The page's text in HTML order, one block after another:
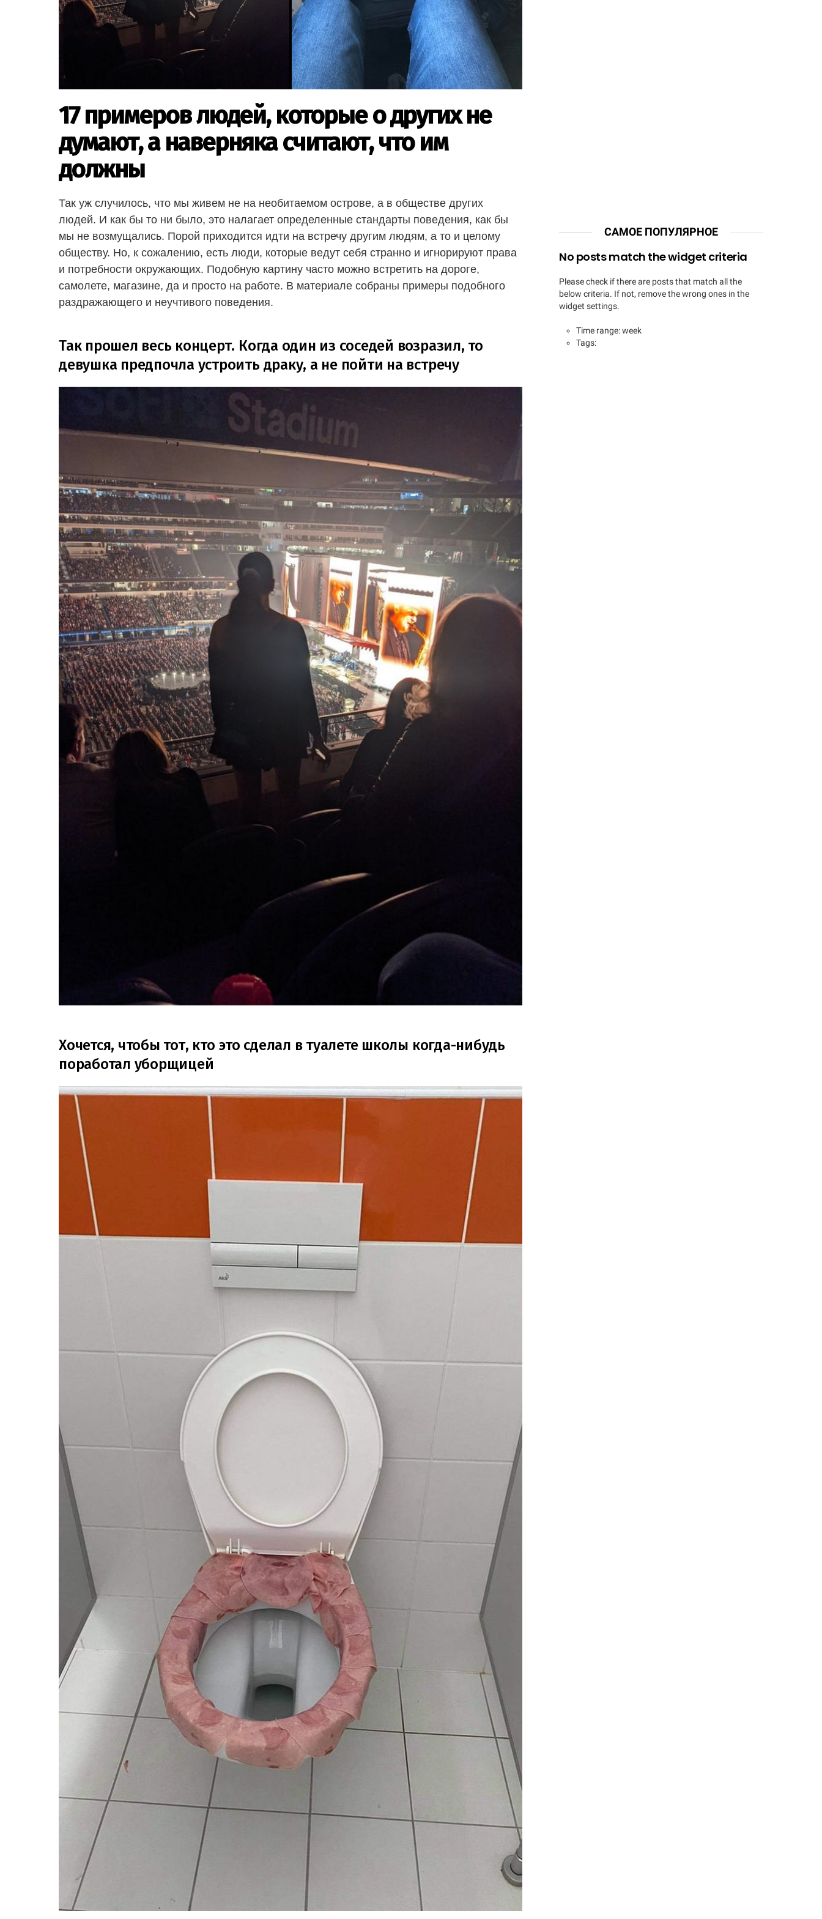
17 примеров людей, которые о других не
думают, а наверняка считают, что им
должны
Так уж случилось, что мы живем не на необитаемом острове, а в обществе других
людей. И как бы то ни было, это налагает определенные стандарты поведения, как бы
мы не возмущались. Порой приходится идти на встречу другим людям, а то и целому
обществу. Но, к сожалению, есть люди, которые ведут себя странно и игнорируют права
и потребности окружающих. Подобную картину часто можно встретить на дороге,
самолете, магазине, да и просто на работе. В материале собраны примеры подобного
раздражающего и неучтивого поведения.
Так прошел весь концерт. Когда один из соседей возразил, то
девушка предпочла устроить драку, а не пойти на встречу
Хочется, чтобы тот, кто это сделал в туалете школы когда-нибудь
поработал уборщицей
САМОЕ ПОПУЛЯРНОЕ
No posts match the widget criteria
Please check if there are posts that match all the
below criteria. If not, remove the wrong ones in the
widget settings.
Time range: week
Tags: